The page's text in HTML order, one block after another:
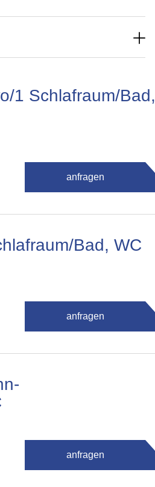
1 Schlafraum/Bad,
anfragen
Bad, WC
anfragen
anfragen